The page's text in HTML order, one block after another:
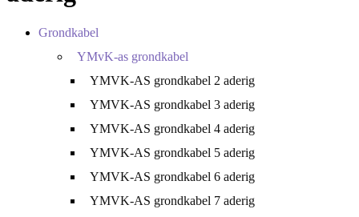
Grondkabel
YMvK-as grondkabel
YMVK-AS grondkabel 2 aderig
YMVK-AS grondkabel 3 aderig
YMVK-AS grondkabel 4 aderig
YMVK-AS grondkabel 5 aderig
YMVK-AS grondkabel 6 aderig
YMVK-AS grondkabel 7 aderig